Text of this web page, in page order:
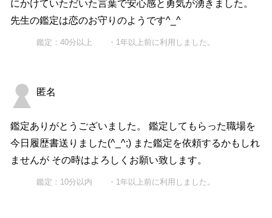
にかけていただいた言葉で安心感と勇気が湧きました。
先生の鑑定は恋のお守りのようです^_^
鑑定：40分以上 ・1年以上前に利用しました。
匿名
鑑定ありがとうございました。 鑑定してもらった職場を
今日履歴書送りました(^_^;) また鑑定を依頼するかもしれ
ませんが その時はよろしくお願い致します。
鑑定：10分以内 ・1年以上前に利用しました。